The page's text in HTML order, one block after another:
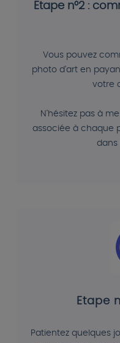
Etape n°2 :
Vous pouvez
photo d'art en
votre
N'hésitez pas à
associée à chaque
dans
Etape
Patientez quelques